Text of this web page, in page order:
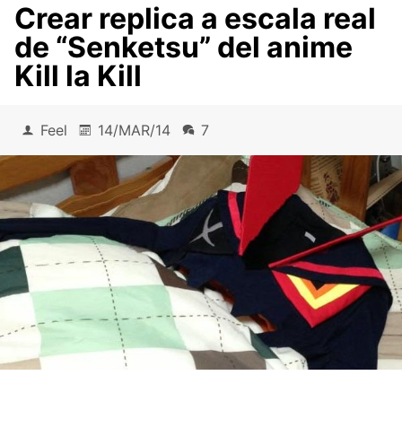
Crear replica a escala real
de “Senketsu” del anime
Kill la Kill
Feel 14/MAR/14 7